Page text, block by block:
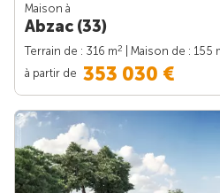
Maison à
Abzac (33)
Terrain de : 316 m2 | Maison de : 155
à partir de 353 030 €